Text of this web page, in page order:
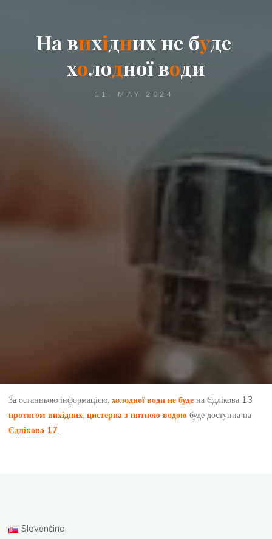
На вихідних не буде
холодної води
11. MAY 2024
За останньою інформацією, холодної води не буде на Єдлікова 13
протягом вихідних,цистерна з питною водою буде доступна на
Єдлікова 17.
Slovenčina